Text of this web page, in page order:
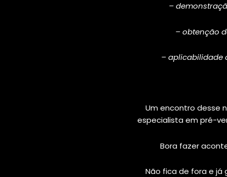
–
– obtenção
– aplicabilidade
Um encontro desse
especialista em pré-
Bora fazer
Não fica de fora e já